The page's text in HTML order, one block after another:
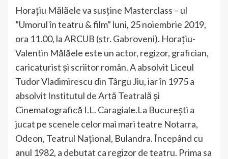
Horațiu Mălăele va susține Masterclass – ul
”Umorul în teatru & film” luni, 25 noiembrie 2019,
ora 11.00, la ARCUB (str. Gabroveni). Horaţiu-
Valentin Mălăele este un actor, regizor, grafician,
caricaturist şi scriitor român. A absolvit Liceul
Tudor Vladimirescu din Târgu Jiu, iar în 1975 a
absolvit Institutul de Artă Teatrală şi
Cinematografică I.L. Caragiale.La București a
jucat pe scenele celor mai mari teatre Notarra,
Odeon, Teatrul Naţional, Bulandra. Începând cu
anul 1982, a debutat ca regizor de teatru. Prima sa